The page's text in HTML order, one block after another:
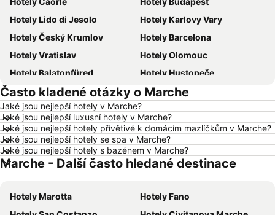
Hotely Lido di Jesolo
Hotely Karlovy Vary
Hotely Český Krumlov
Hotely Barcelona
Hotely Vratislav
Hotely Olomouc
Hotely Balatonfüred
Hotely Hustopeče
Hotely Vídeň
Hotely Hurghada
Hotely Bratislava
Hotely Kolobrzeg
Hotely Třeboň
Hotely Málaga
Hotely Amsterdam
Hotely Ostrava
Hotely Lignano Sabbiadoro
Hotely Istrie
Hotely Kréta
Hotely Tunisko
Často kladené otázky o Marche
Jaké jsou nejlepší hotely v Marche?
Jaké jsou nejlepší luxusní hotely v Marche?
Jaké jsou nejlepší hotely přívětivé k domácím mazlíčkům v Marche?
Jaké jsou nejlepší hotely se spa v Marche?
Jaké jsou nejlepší hotely s bazénem v Marche?
Marche - Další často hledané destinace
Hotely Marotta
Hotely Fano